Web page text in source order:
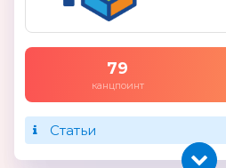
79
канцпоинт
Статьи